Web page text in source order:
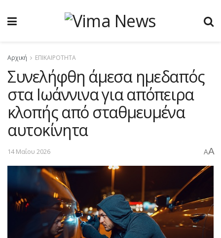
Αρχική ΕΠΙΚΑΙΡΟΤΗΤΑ
Συνελήφθη άμεσα ημεδαπός
στα Ιωάννινα για απόπειρα
κλοπής από σταθμευμένα
αυτοκίνητα
14 Μαΐου 2026 AA